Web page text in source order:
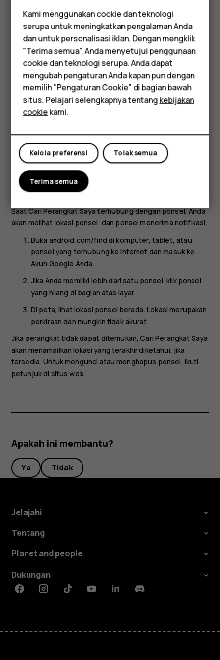
Smartphone
Feature phones
Aksesori
Tablet
Mencari atau mengunci ponsel
Jika Anda kehilangan ponsel, Anda dapat menemukan,
mengunci, atau menghapusnya dari jauh jika Anda telah
masuk ke Akun Google. Cari Perangkat Saya aktif secara
default untuk ponsel yang dikaitkan dengan Akun Google.
Untuk menggunakan Cari Perangkat Saya, ponsel yang
hilang harus:
Diaktifkan
Tersambung ke data seluler atau Wi-Fi
Dapat dilihat di Google Play
Lokasi diaktifkan
Cari Perangkat Saya diaktifkan
Saat Cari Perangkat Saya terhubung dengan ponsel, Anda
akan melihat lokasi ponsel, dan ponsel menerima notifikasi.
Buka android.com/find di komputer, tablet, atau
ponsel yang terhubung ke internet dan masuk ke
Akun Google Anda.
Jika Anda memiliki lebih dari satu ponsel, klik ponsel
yang hilang di bagian atas layar.
Di peta, lihat lokasi ponsel berada. Lokasi merupakan
perkiraan dan mungkin tidak akurat.
Jika perangkat tidak dapat ditemukan, Cari Perangkat Saya
akan menampilkan lokasi yang terakhir diketahui, jika
tersedia. Untuk mengunci atau menghapus ponsel, ikuti
petunjuk di situs web.
Apakah ini membantu?
Ya Tidak
Jelajahi
Tentang
Planet and people
Dukungan
FacebookInstagramTiktokYoutubeLinkedinDiscord
Kami menggunakan cookie dan teknologi
serupa untuk meningkatkan pengalaman Anda
dan untuk personalisasi iklan. Dengan mengklik
"Terima semua", Anda menyetujui penggunaan
cookie dan teknologi serupa. Anda dapat
mengubah pengaturan Anda kapan pun dengan
memilih "Pengaturan Cookie" di bagian bawah
situs. Pelajari selengkapnya tentangkebijakan
cookiekami.
Tolak semua
Kelola preferensi
Terima semua